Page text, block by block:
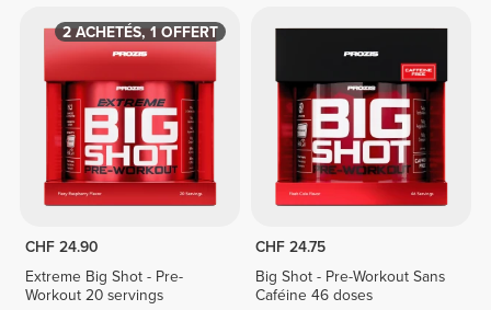
2 ACHETÉS, 1 OFFERT
CHF 24.90
Extreme Big Shot - Pre-
Workout 20 servings
CHF 24.75
Big Shot - Pre-Workout Sans
Caféine 46 doses